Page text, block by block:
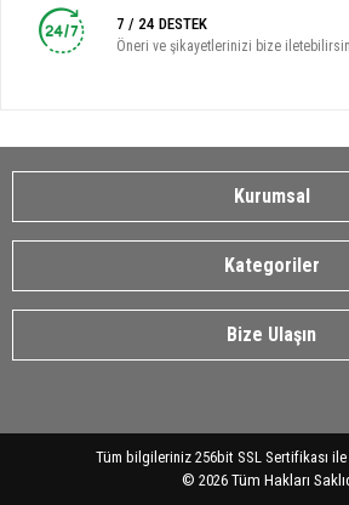
7 / 24 DESTEK
Öneri ve şikayetlerinizi bize
Kurumsal
Kategoriler
Bize Ulaşın
Tüm bilgileriniz 256bit SSL Sertifikası ile
© 2026 Tüm Hakları